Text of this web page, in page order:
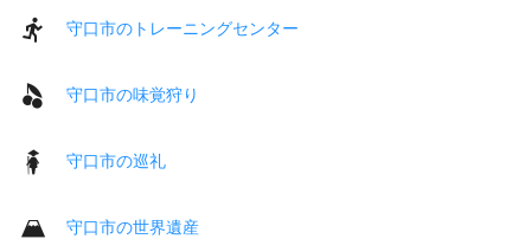
守口市のトレーニングセンター
守口市の味覚狩り
守口市の巡礼
守口市の世界遺産